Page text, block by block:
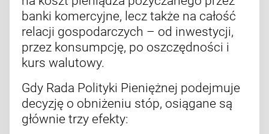
banki komercyjne, lecz także na całość
relacji gospodarczych – od inwestycji,
przez konsumpcję, po oszczędności i
kurs walutowy.
Gdy Rada Polityki Pieniężnej podejmuje
decyzję o obniżeniu stóp, osiągane są
głównie trzy efekty: